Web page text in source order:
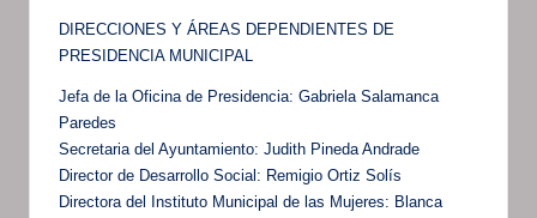
DIRECCIONES Y ÁREAS DEPENDIENTES DE
PRESIDENCIA MUNICIPAL
Jefa de la Oficina de Presidencia: Gabriela Salamanca
Paredes
Secretaria del Ayuntamiento: Judith Pineda Andrade
Director de Desarrollo Social: Remigio Ortiz Solís
Directora del Instituto Municipal de las Mujeres: Blanca